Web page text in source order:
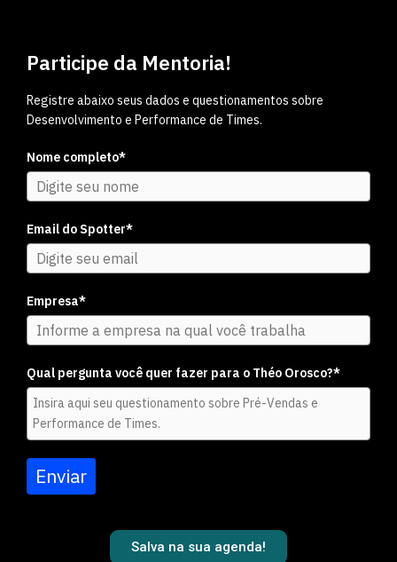
Participe da Mentoria!
Registre abaixo seus dados e questionamentos sobre
Desenvolvimento e Performance de Times.
Nome completo*
Email do Spotter*
Empresa*
Qual pergunta você quer fazer para o Théo Orosco?*
Enviar
Salva na sua agenda!